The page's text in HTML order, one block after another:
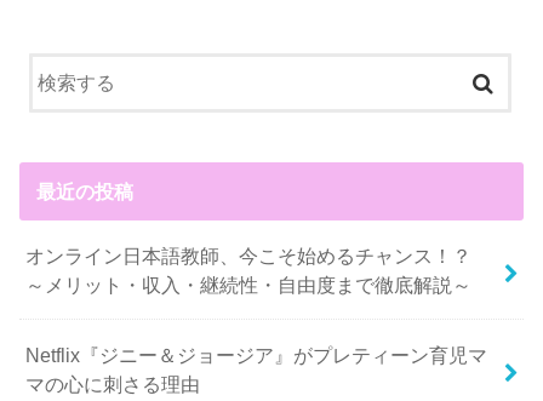
最近の投稿
オンライン日本語教師、今こそ始めるチャンス！？
～メリット・収入・継続性・自由度まで徹底解説～
Netflix『ジニー＆ジョージア』がプレティーン育児マ
マの心に刺さる理由